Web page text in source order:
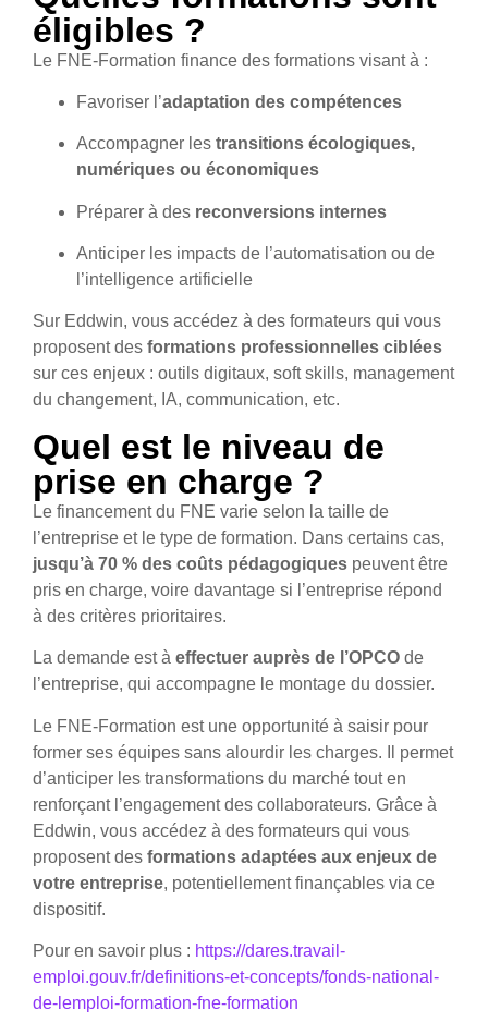
éligibles ?
Le FNE-Formation finance des formations visant à :
Favoriser l’adaptation des compétences
Accompagner les transitions écologiques,
numériques ou économiques
Préparer à des reconversions internes
Anticiper les impacts de l’automatisation ou de
l’intelligence artificielle
Sur Eddwin, vous accédez à des formateurs qui vous
proposent des formations professionnelles ciblées
sur ces enjeux : outils digitaux, soft skills, management
du changement, IA, communication, etc.
Quel est le niveau de
prise en charge ?
Le financement du FNE varie selon la taille de
l’entreprise et le type de formation. Dans certains cas,
jusqu’à 70 % des coûts pédagogiques peuvent être
pris en charge, voire davantage si l’entreprise répond
à des critères prioritaires.
La demande est à effectuer auprès de l’OPCO de
l’entreprise, qui accompagne le montage du dossier.
Le FNE-Formation est une opportunité à saisir pour
former ses équipes sans alourdir les charges. Il permet
d’anticiper les transformations du marché tout en
renforçant l’engagement des collaborateurs. Grâce à
Eddwin, vous accédez à des formateurs qui vous
proposent des formations adaptées aux enjeux de
votre entreprise, potentiellement finançables via ce
dispositif.
Pour en savoir plus : https://dares.travail-
emploi.gouv.fr/definitions-et-concepts/fonds-national-
de-lemploi-formation-fne-formation